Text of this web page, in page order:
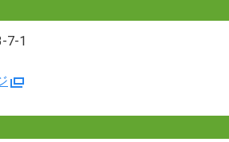
7-1